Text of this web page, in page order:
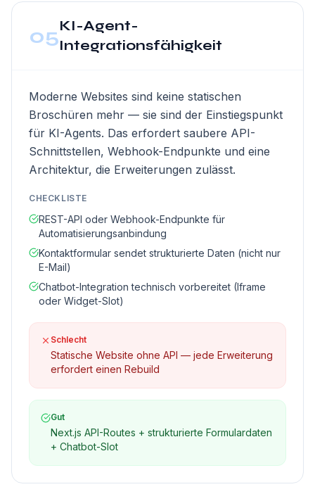
05KI-Agent-
Integrationsfähigkeit
Moderne Websites sind keine statischen
Broschüren mehr — sie sind der Einstiegspunkt
für KI-Agents. Das erfordert saubere API-
Schnittstellen, Webhook-Endpunkte und eine
Architektur, die Erweiterungen zulässt.
CHECKLISTE
REST-API oder Webhook-Endpunkte für
Automatisierungsanbindung
Kontaktformular sendet strukturierte Daten (nicht nur
E-Mail)
Chatbot-Integration technisch vorbereitet (Iframe
oder Widget-Slot)
Schlecht
Statische Website ohne API — jede Erweiterung
erfordert einen Rebuild
Gut
Next.js API-Routes + strukturierte Formulardaten
+ Chatbot-Slot